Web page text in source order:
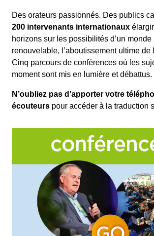
Des orateurs passionnés. Des publics
200 intervenants internationaux
horizons sur les possibilités d’un monde
renouvelable, l’aboutissement ultime de
Cinq parcours de conférences où les
moment sont mis en lumière et débattus.
N’oubliez pas d’apporter votre
écouteurs pour accéder à la traduction